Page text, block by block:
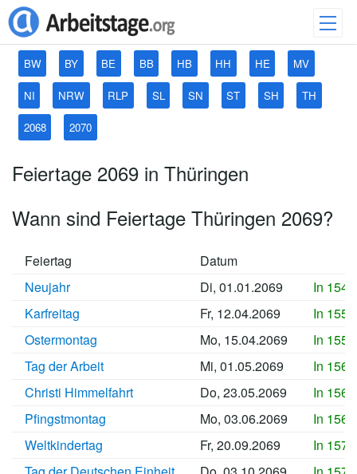
BW BY BE BB HB HH HE MV
NI NRW RLP SL SN ST SH TH
2068 2070
Feiertage 2069 in Thüringen
Wann sind Feiertage Thüringen 2069?
Feiertag
Datum
Neujahr
Di, 01.01.2069
In
Karfreitag
Fr, 12.04.2069
In
Ostermontag
Mo, 15.04.2069
In
Tag der Arbeit
Mi, 01.05.2069
In
Christi Himmelfahrt
Do, 23.05.2069
In
Pfingstmontag
Mo, 03.06.2069
In
Weltkindertag
Fr, 20.09.2069
In